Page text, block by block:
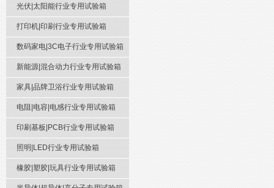
光伏|太阳能行业专用试验箱
打印机|印刷行业专用试验箱
数码家电|3C电子行业专用试验箱
新能源|混合动力行业专用试验箱
家具|品牌卫浴行业专用试验箱
电阻|电容|电感行业专用试验箱
印刷基板|PCB行业专用试验箱
照明|LED行业专用试验箱
橡胶|塑胶|玩具行业专用试验箱